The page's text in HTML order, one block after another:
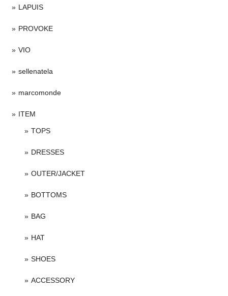
LAPUIS
PROVOKE
VIO
sellenatela
marcomonde
ITEM
TOPS
DRESSES
OUTER/JACKET
BOTTOMS
BAG
HAT
SHOES
ACCESSORY